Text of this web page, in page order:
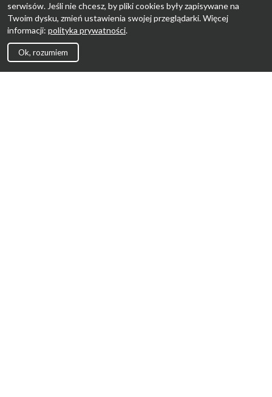
serwisów. Jeśli nie chcesz, by pliki cookies były zapisywane na
Twoim dysku, zmień ustawienia swojej przeglądarki. Więcej
informacji: polityka prywatności.
Ok, rozumiem